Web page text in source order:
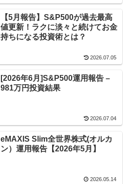
【5月報告】S&P500が過去最高
値更新！ラクに淡々と続けてお金
持ちになる投資術とは？
2026.07.05
[2026年6月]S&P500運用報告 –
981万円投資結果
2026.07.04
eMAXIS Slim全世界株式(オルカ
ン）運用報告【2026年5月】
2026.05.14